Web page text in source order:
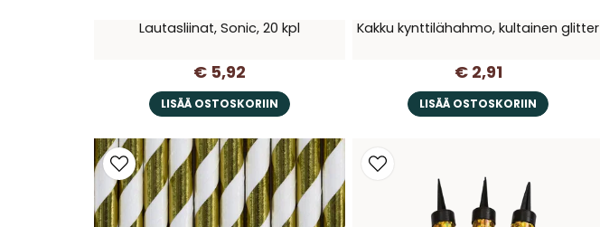
Lautasliinat, Sonic, 20 kpl
€ 5,92
LISÄÄ OSTOSKORIIN
Kakku kynttilähahmo, kultainen glitter
€ 2,91
LISÄÄ OSTOSKORIIN